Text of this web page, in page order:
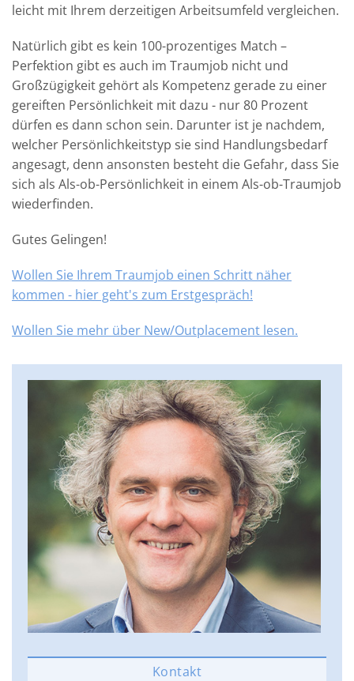
leicht mit Ihrem derzeitigen Arbeitsumfeld vergleichen.
Natürlich gibt es kein 100-prozentiges Match –
Perfektion gibt es auch im Traumjob nicht und
Großzügigkeit gehört als Kompetenz gerade zu einer
gereiften Persönlichkeit mit dazu - nur 80 Prozent
dürfen es dann schon sein. Darunter ist je nachdem,
welcher Persönlichkeitstyp sie sind Handlungsbedarf
angesagt, denn ansonsten besteht die Gefahr, dass Sie
sich als Als-ob-Persönlichkeit in einem Als-ob-Traumjob
wiederfinden.
Gutes Gelingen!
Wollen Sie Ihrem Traumjob einen Schritt näher
kommen - hier geht's zum Erstgespräch!
Wollen Sie mehr über New/Outplacement lesen.
Kontakt